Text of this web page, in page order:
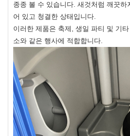
종종 볼 수 있습니다. 새것처럼 깨끗하
어 있고 청결한 상태입니다.
이러한 제품은 축제, 생일 파티 및 기
소와 같은 행사에 적합합니다.